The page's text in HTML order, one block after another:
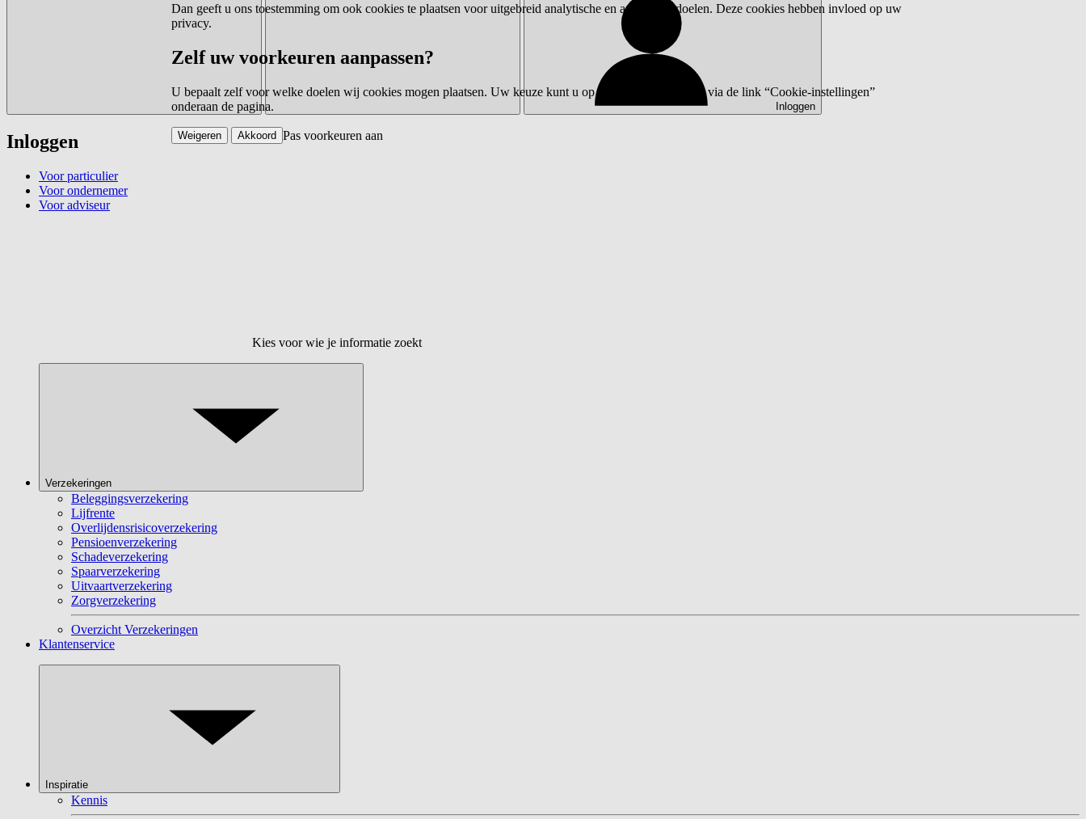
Inloggen
Inloggen
Voor particulier
Voor ondernemer
Voor adviseur
Kies voor wie je informatie zoekt
Verzekeringen
Beleggingsverzekering
Lijfrente
Overlijdensrisicoverzekering
Pensioenverzekering
Schadeverzekering
Spaarverzekering
Uitvaartverzekering
Zorgverzekering
Overzicht Verzekeringen
Klantenservice
Inspiratie
Kennis
Dan geeft u ons toestemming om ook cookies te plaatsen voor uitgebreid analytische en advertentiedoelen. Deze cookies hebben invloed op uw
privacy.
Zelf uw voorkeuren aanpassen?
U bepaalt zelf voor welke doelen wij cookies mogen plaatsen. Uw keuze kunt u op elk moment wijzigen via de link “Cookie-instellingen”
onderaan de pagina.
Pas voorkeuren aan
Weigeren Akkoord